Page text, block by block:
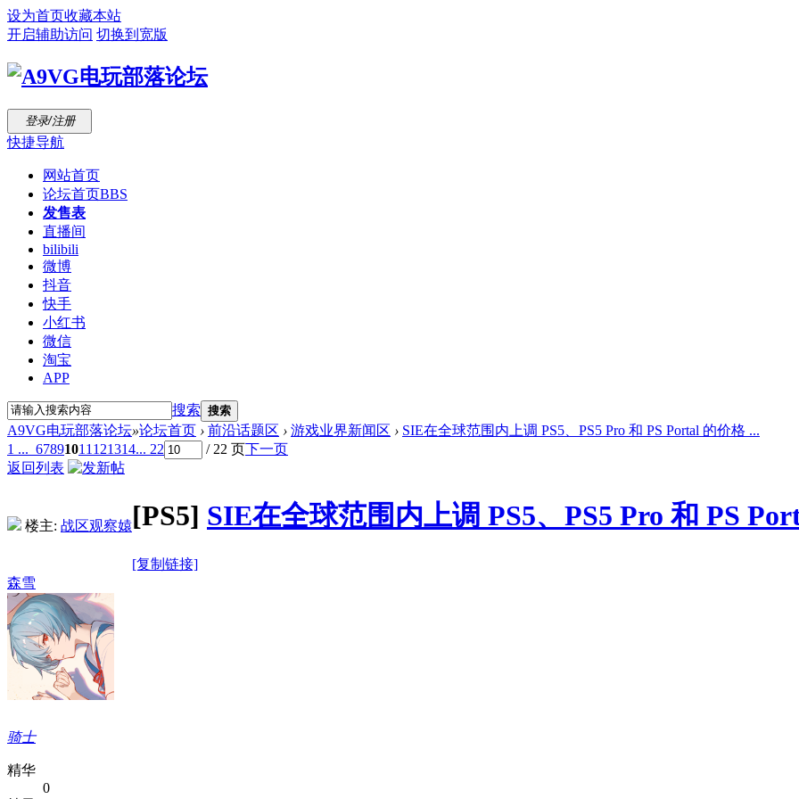
设为首页收藏本站
开启辅助访问 切换到宽版
登录/注册
快捷导航
网站首页
论坛首页BBS
发售表
直播间
bilibili
微博
抖音
快手
小红书
微信
淘宝
APP
搜索 搜索
A9VG电玩部落论坛»论坛首页 › 前沿话题区 › 游戏业界新闻区 › SIE在全球范围内上调 PS5、PS5 Pro 和 PS Portal 的价格 ...
1 ... 67891011 121314... 22 / 22 页下一页
返回列表
楼主: 战区观察媴[PS5] SIE在全球范围内上调 PS5、PS5 Pro 和 PS
[复制链接]
森雪
骑士
精华
0